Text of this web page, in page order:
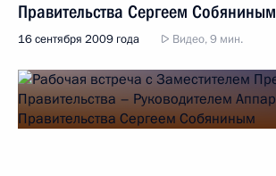
Правительства Сергеем Собяниным
16 сентября 2009 года Видео, 9 мин.